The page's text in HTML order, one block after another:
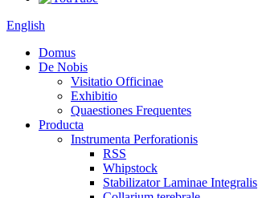
English
Domus
De Nobis
Visitatio Officinae
Exhibitio
Quaestiones Frequentes
Producta
Instrumenta Perforationis
RSS
Whipstock
Stabilizator Laminae Integralis